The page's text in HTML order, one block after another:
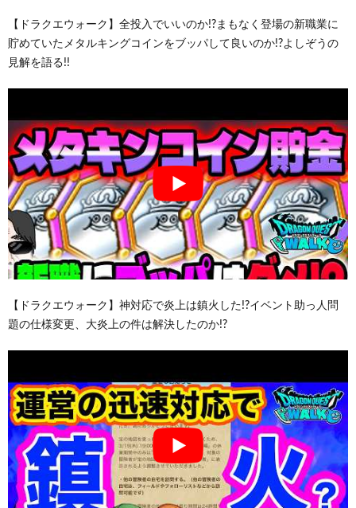
【ドラクエウォーク】全投入でいいのか!?まもなく登場の新職業に
貯めていたメタルキングコインをブッパして良いのか!?よしぞうの
見解を語る!!
【ドラクエウォーク】神対応で炎上は鎮火した!?イベント助っ人問
題の仕様変更、大炎上の件は解決したのか!?